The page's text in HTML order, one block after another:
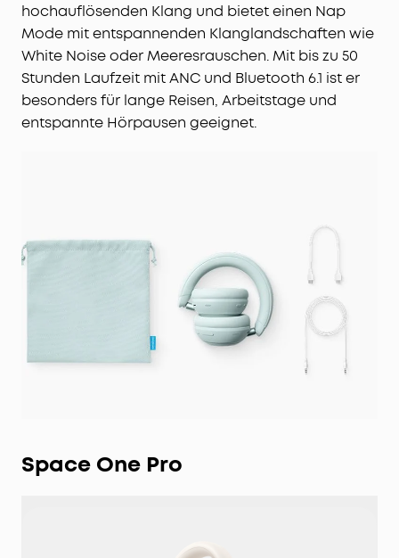
lange Laufzeit. Und nur 5 Minuten Schnellladen
reichen für bis zu 4 Stunden Musik – so bleibst du
unterwegs stressfrei.
Weißes Rauschen mit nur einem Klick:
Aktiviere in der
soundcore App den Nap-Modus, um mit nur einem
Klick auf integrierten Klanglandschaften zuzugreifen.
Lass Ablenkungen hinter dir und starte neu in deinen
hochauflösenden Klang und bietet einen Nap
Mode mit entspannenden Klanglandschaften wie
White Noise oder Meeresrauschen. Mit bis zu 50
Stunden Laufzeit mit ANC und Bluetooth 6.1 ist er
besonders für lange Reisen, Arbeitstage und
entspannte Hörpausen geeignet.
Space One Pro